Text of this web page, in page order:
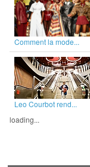
Comment la mode...
Leo Courbot rend...
loading...